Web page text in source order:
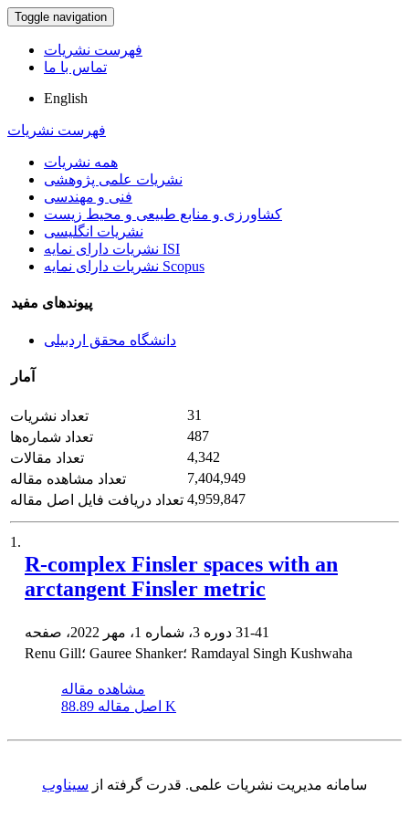
Toggle navigation
فهرست نشریات
تماس با ما
English
فهرست نشریات
همه نشریات
نشریات علمی پژوهشی
فنی و مهندسی
کشاورزی و منابع طبیعی و محیط زیست
نشریات انگلیسی
نشریات دارای نمایه ISI
نشریات دارای نمایه Scopus
پیوندهای مفید
دانشگاه محقق اردبیلی
آمار
تعداد نشریات
31
تعداد شماره‌ها
487
تعداد مقالات
4,342
تعداد مشاهده مقاله
7,404,949
تعداد دریافت فایل اصل مقاله 4,959,847
1.
R-complex Finsler spaces with an
arctangent Finsler metric
31-41
Renu Gill؛ Gauree Shanker؛ Ramdayal Singh Kushwaha
مشاهده مقاله
اصل مقاله 88.89 K
سامانه مدیریت نشریات علمی. قدرت گرفته از سیناوب